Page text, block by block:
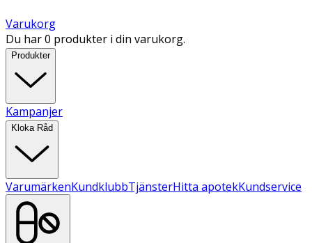
Varukorg
Du har 0 produkter i din varukorg.
Produkter
Kampanjer
Kloka Råd
VarumärkenKundklubbTjänsterHitta apotekKundservice